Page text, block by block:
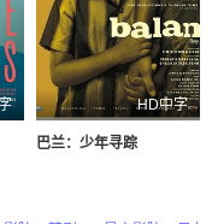
HD中字
巴兰：少年寻踪